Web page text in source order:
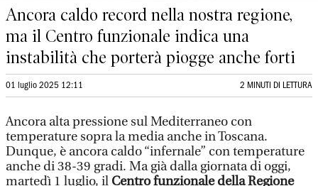
Ancora caldo record nella nostra regione,
ma il Centro funzionale indica una
instabilità che porterà piogge anche forti
01 luglio 2025 12:11 2 MINUTI DI LETTURA
Ancora alta pressione sul Mediterraneo con
temperature sopra la media anche in Toscana.
Dunque, è ancora caldo “infernale” con temperature
anche di 38-39 gradi. Ma già dalla giornata di oggi,
martedì 1 luglio, il Centro funzionale della Regione